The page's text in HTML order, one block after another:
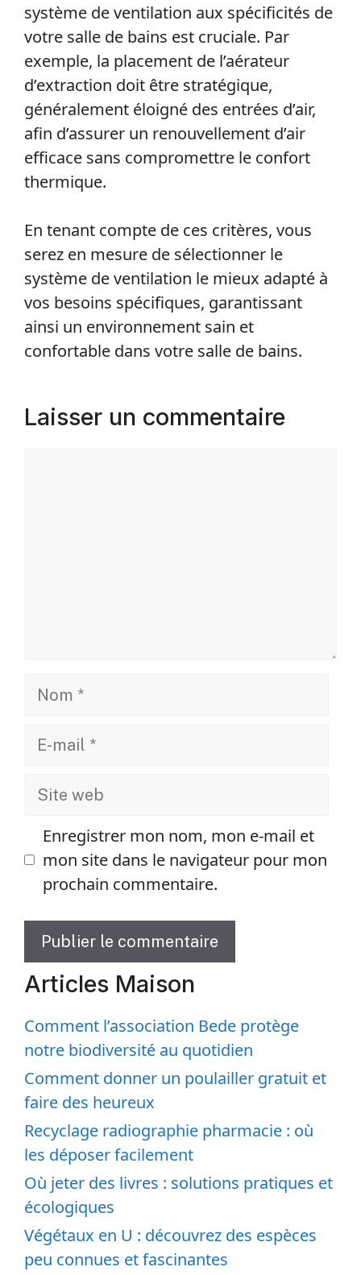
système de ventilation aux spécificités de
votre salle de bains est cruciale. Par
exemple, la placement de l’aérateur
d’extraction doit être stratégique,
généralement éloigné des entrées d’air,
afin d’assurer un renouvellement d’air
efficace sans compromettre le confort
thermique.
En tenant compte de ces critères, vous
serez en mesure de sélectionner le
système de ventilation le mieux adapté à
vos besoins spécifiques, garantissant
ainsi un environnement sain et
confortable dans votre salle de bains.
Laisser un commentaire
Nom
Site
Enregistrer mon nom, mon e-mail et
mon site dans le navigateur pour mon
prochain commentaire.
Articles Maison
Comment l’association Bede protège
notre biodiversité au quotidien
Comment donner un poulailler gratuit et
faire des heureux
Recyclage radiographie pharmacie : où
les déposer facilement
Où jeter des livres : solutions pratiques et
écologiques
Végétaux en U : découvrez des espèces
peu connues et fascinantes